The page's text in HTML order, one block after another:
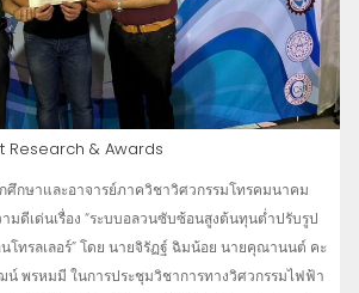
Research & Awards
กษาและอาจารย์ภาควิชาวิศวกรรมโทรคมนาคม
มดีเด่นเรื่อง “ระบบอลวนซับซ้อนสูงต้นทุนต่ำปรับรูป
โทรลเลอร์” โดย นายจิรัฏฐ์ ฉิมน้อย นายคุณานนต์ คะ
น์ พรหมมี ในการประชุมวิชาการทางวิศวกรรมไฟฟ้า